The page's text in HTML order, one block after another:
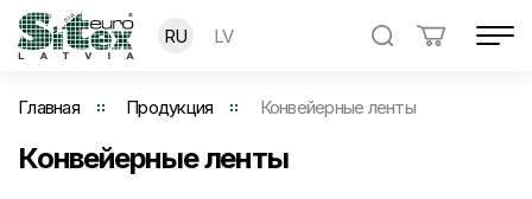
RU LV
Главная Продукция Конвейерные ленты
Конвейерные ленты